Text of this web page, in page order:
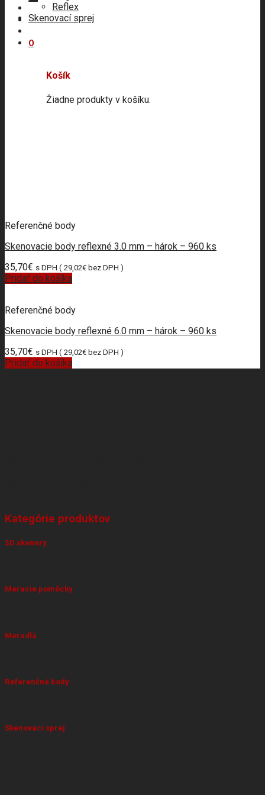
0
Košík
Žiadne produkty v košíku.
Reflex
Skenovací sprej
Referenčné body
Skenovacie body reflexné 3.0 mm – hárok – 960 ks
35,70€ s DPH ( 29,02€ bez DPH )
Pridať do košíka
Referenčné body
Skenovacie body reflexné 6.0 mm – hárok – 960 ks
35,70€ s DPH ( 29,02€ bez DPH )
Pridať do košíka
Kategórie produktov
3D skenery
Meracie pomôcky
Meradlá
Referenčné body
Skenovací sprej